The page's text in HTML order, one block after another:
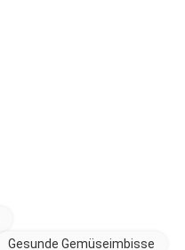
Gesunde Gemüseimbisse